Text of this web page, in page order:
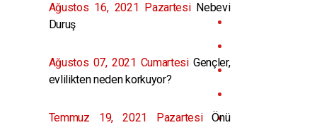
Ağustos 16, 2021 PazartesiNebevi
Duruş
Ağustos 07, 2021 CumartesiGençler,
evlilikten neden korkuyor?
Temmuz 19, 2021 PazartesiÖnü